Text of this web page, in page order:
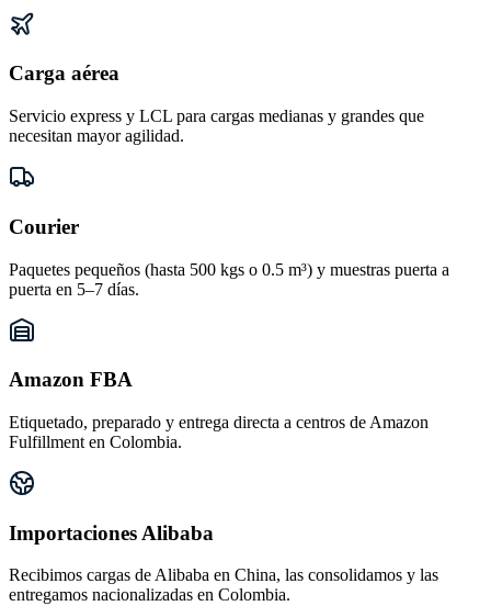
Carga aérea
Servicio express y LCL para cargas medianas y grandes que
necesitan mayor agilidad.
Courier
Paquetes pequeños (hasta 500 kgs o 0.5 m³) y muestras puerta a
puerta en 5–7 días.
Amazon FBA
Etiquetado, preparado y entrega directa a centros de Amazon
Fulfillment en Colombia.
Importaciones Alibaba
Recibimos cargas de Alibaba en China, las consolidamos y las
entregamos nacionalizadas en Colombia.